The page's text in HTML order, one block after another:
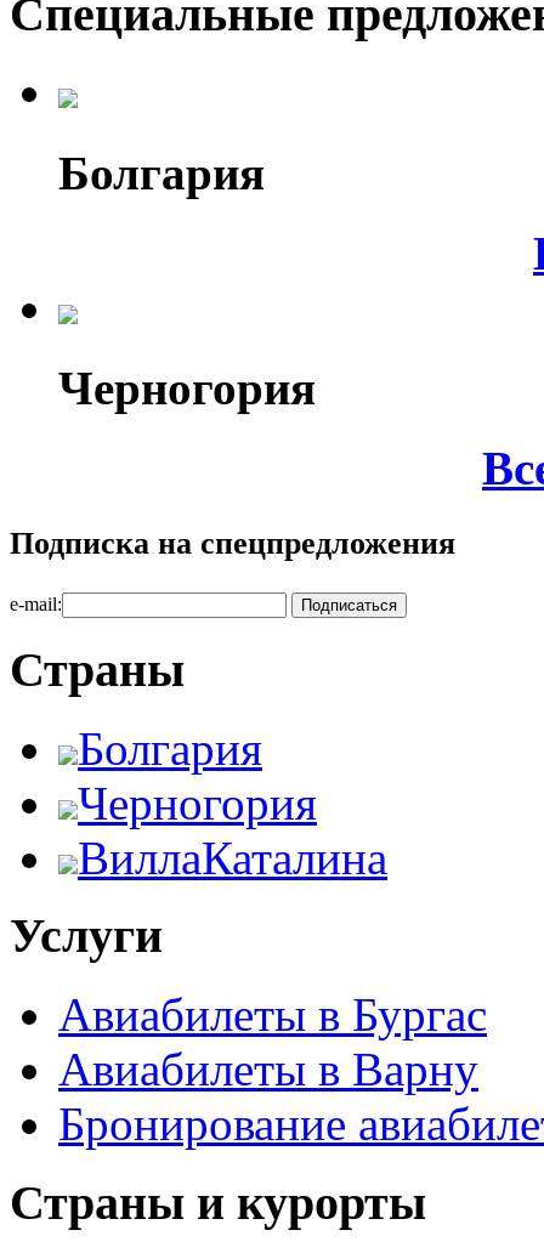
Специальные
Болгария
Черногория
Подписка на спецпредложения
e-mail:
Страны
Болгария
Черногория
ВиллаКаталина
Услуги
Авиабилеты в Бургас
Авиабилеты в Варну
Бронирование
Страны и курорты